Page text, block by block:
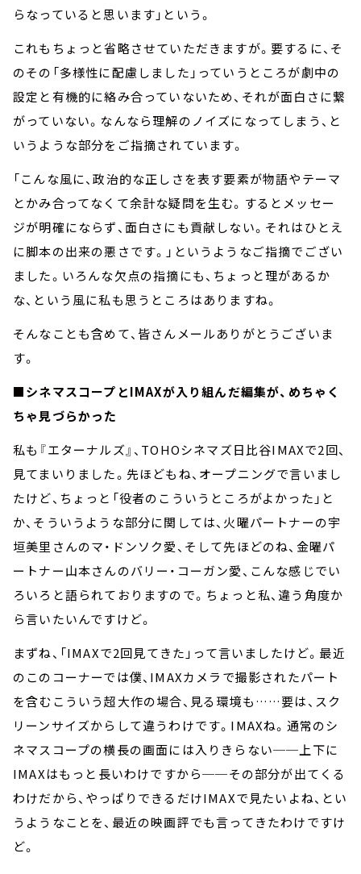
らなっていると思います」という。
これもちょっと省略させていただきますが。要するに、そ
のその「多様性に配慮しました」っていうところが劇中の
設定と有機的に絡み合っていないため、それが面白さに繋
がっていない。なんなら理解のノイズになってしまう、と
いうような部分をご指摘されています。
「こんな風に、政治的な正しさを表す要素が物語やテーマ
とかみ合ってなくて余計な疑問を生む。するとメッセー
ジが明確にならず、面白さにも貢献しない。それはひとえ
に脚本の出来の悪さです。」というようなご指摘でござい
ました。いろんな欠点の指摘にも、ちょっと理があるか
な、という風に私も思うところはありますね。
そんなことも含めて、皆さんメールありがとうございま
す。
■シネマスコープとIMAXが入り組んだ編集が、めちゃく
ちゃ見づらかった
私も『エターナルズ』、TOHOシネマズ日比谷IMAXで2回、
見てまいりました。先ほどもね、オープニングで言いまし
たけど、ちょっと「役者のこういうところがよかった」と
か、そういうような部分に関しては、火曜パートナーの宇
垣美里さんのマ・ドンソク愛、そして先ほどのね、金曜パ
ートナー山本さんのバリー・コーガン愛、こんな感じでい
ろいろと語られておりますので。ちょっと私、違う角度か
ら言いたいんですけど。
まずね、「IMAXで2回見てきた」って言いましたけど。最近
のこのコーナーでは僕、IMAXカメラで撮影されたパート
を含むこういう超大作の場合、見る環境も……要は、スク
リーンサイズからして違うわけです。IMAXね。通常のシ
ネマスコープの横長の画面には入りきらない──上下に
IMAXはもっと長いわけですから──その部分が出てくる
わけだから、やっぱりできるだけIMAXで見たいよね、とい
うようなことを、最近の映画評でも言ってきたわけですけ
ど。